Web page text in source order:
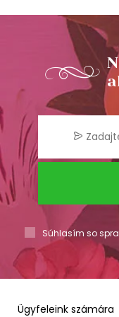
Súhlasím so
Ügyfeleink számára